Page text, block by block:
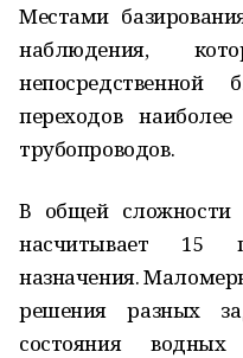
Местами
наблюдения,
переходов
трубопроводов.
В общей сложности
насчитывает 15
назначения.
решения разных
состояния